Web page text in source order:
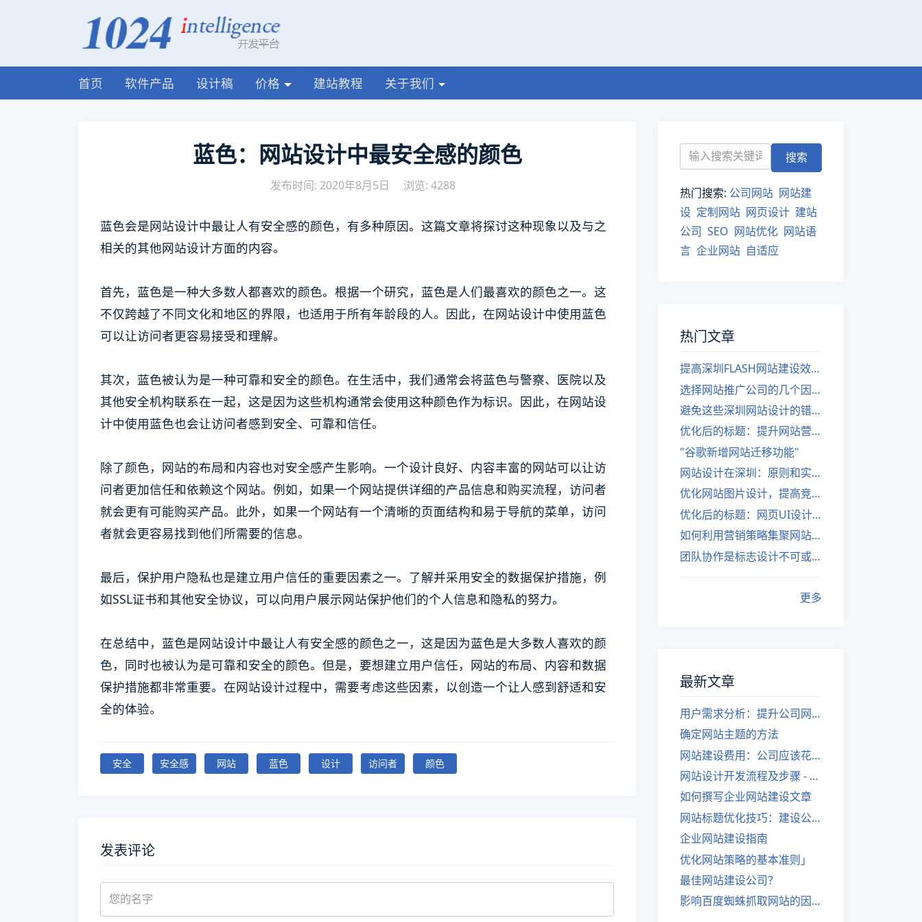
首页 软件产品 设计稿 价格 建站教程 关于我们
蓝色：网站设计中最安全感的颜色
发布时间: 2020年8月5日 浏览: 4288
蓝色会是网站设计中最让人有安全感的颜色，有多种原因。这篇文章将探讨这种现象以及与之
相关的其他网站设计方面的内容。
首先，蓝色是一种大多数人都喜欢的颜色。根据一个研究，蓝色是人们最喜欢的颜色之一。这
不仅跨越了不同文化和地区的界限，也适用于所有年龄段的人。因此，在网站设计中使用蓝色
可以让访问者更容易接受和理解。
其次，蓝色被认为是一种可靠和安全的颜色。在生活中，我们通常会将蓝色与警察、医院以及
其他安全机构联系在一起，这是因为这些机构通常会使用这种颜色作为标识。因此，在网站设
计中使用蓝色也会让访问者感到安全、可靠和信任。
除了颜色，网站的布局和内容也对安全感产生影响。一个设计良好、内容丰富的网站可以让访
问者更加信任和依赖这个网站。例如，如果一个网站提供详细的产品信息和购买流程，访问者
就会更有可能购买产品。此外，如果一个网站有一个清晰的页面结构和易于导航的菜单，访问
者就会更容易找到他们所需要的信息。
最后，保护用户隐私也是建立用户信任的重要因素之一。了解并采用安全的数据保护措施，例
如SSL证书和其他安全协议，可以向用户展示网站保护他们的个人信息和隐私的努力。
在总结中，蓝色是网站设计中最让人有安全感的颜色之一，这是因为蓝色是大多数人喜欢的颜
色，同时也被认为是可靠和安全的颜色。但是，要想建立用户信任，网站的布局、内容和数据
保护措施都非常重要。在网站设计过程中，需要考虑这些因素，以创造一个让人感到舒适和安
全的体验。
安全 安全感 网站 蓝色 设计 访问者 颜色
发表评论
热门搜索: 公司网站 网站建
设 定制网站 网页设计 建站
公司 SEO 网站优化 网站语
言 企业网站 自适应
热门文章
提高深圳FLASH网站建设效率的建议
选择网站推广公司的几个因素
避免这些深圳网站设计的错误
优化后的标题：提升网站营销绩效的策略
"谷歌新增网站迁移功能"
网站设计在深圳：原则和实践
优化网站图片设计，提高竞争力
优化后的标题：网页UI设计与APP UI设计应用软件
如何利用营销策略集聚网站流量
团队协作是标志设计不可或缺的一部分
更多
最新文章
用户需求分析：提升公司网站建设效果
确定网站主题的方法
网站建设费用：公司应该花费多少？
网站设计开发流程及步骤 - 优化后的标题
如何撰写企业网站建设文章
网站标题优化技巧：建设公司的专业指导
企业网站建设指南
优化网站策略的基本准则」
最佳网站建设公司？
影响百度蜘蛛抓取网站的因素有哪些？